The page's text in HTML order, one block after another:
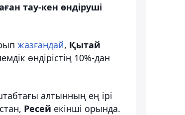
тау-кен өндіруші
жазғандай, Қытай
өндірістің 10%-дан
алтынның ең ірі
Ресей екінші орында.